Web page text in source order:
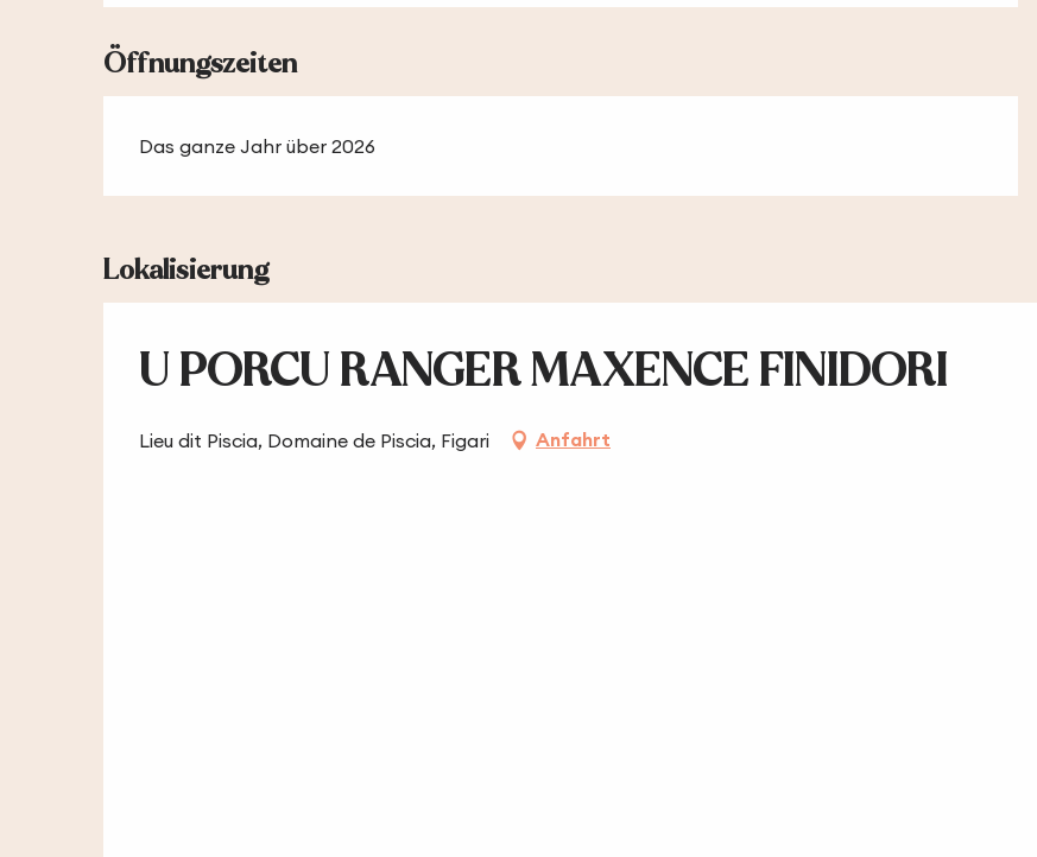
Öffnungszeiten
Das ganze Jahr über 2026
Lokalisierung
U PORCU RANGER MAXENCE FINIDORI
Lieu dit Piscia, Domaine de Piscia, Figari Anfahrt